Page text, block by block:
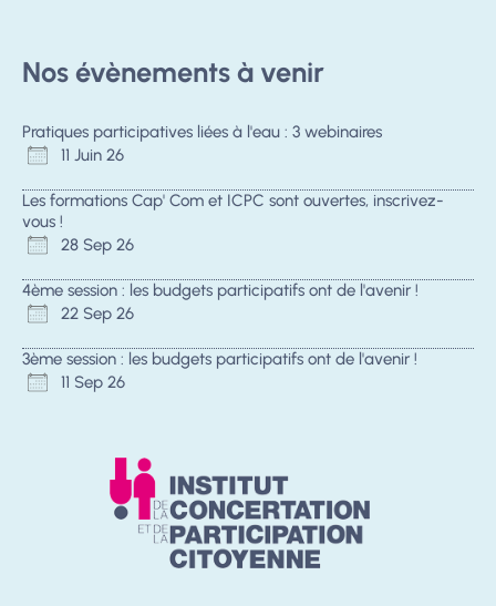
Nos évènements à venir
Pratiques participatives liées à l'eau : 3 webinaires
11 Juin 26
Les formations Cap' Com et ICPC sont ouvertes, inscrivez-
vous !
28 Sep 26
4ème session : les budgets participatifs ont de l'avenir !
22 Sep 26
3ème session : les budgets participatifs ont de l'avenir !
11 Sep 26